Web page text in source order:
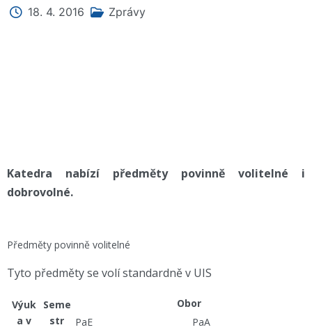
18. 4. 2016 Zprávy
Katedra nabízí předměty povinně volitelné i
dobrovolné.
Předměty povinně volitelné
Tyto předměty se volí standardně v UIS
Výuk
a v
Seme
str
Obor
PaE
PaA